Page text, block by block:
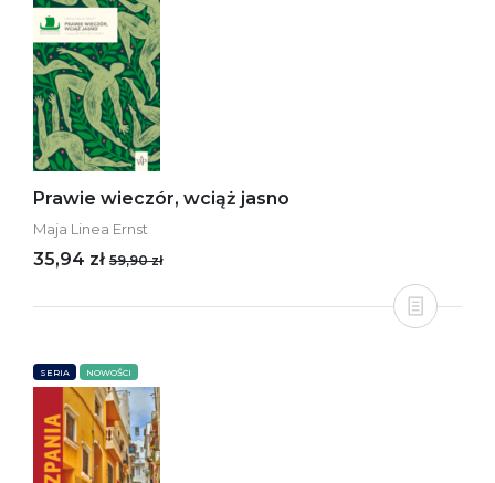
Prawie wieczór, wciąż jasno
Maja Linea Ernst
35,94 zł 59,90 zł
SERIA NOWOŚCI